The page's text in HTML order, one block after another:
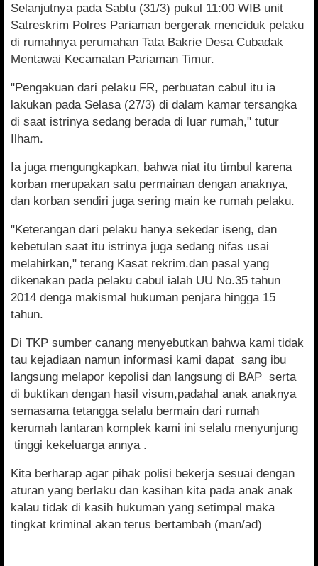
Selanjutnya pada Sabtu (31/3) pukul 11:00 WIB unit
Satreskrim Polres Pariaman bergerak menciduk pelaku
di rumahnya perumahan Tata Bakrie Desa Cubadak
Mentawai Kecamatan Pariaman Timur.
"Pengakuan dari pelaku FR, perbuatan cabul itu ia
lakukan pada Selasa (27/3) di dalam kamar tersangka
di saat istrinya sedang berada di luar rumah," tutur
Ilham.
Ia juga mengungkapkan, bahwa niat itu timbul karena
korban merupakan satu permainan dengan anaknya,
dan korban sendiri juga sering main ke rumah pelaku.
"Keterangan dari pelaku hanya sekedar iseng, dan
kebetulan saat itu istrinya juga sedang nifas usai
melahirkan," terang Kasat rekrim.dan pasal yang
dikenakan pada pelaku cabul ialah UU No.35 tahun
2014 denga makismal hukuman penjara hingga 15
tahun.
Di TKP sumber canang menyebutkan bahwa kami tidak
tau kejadiaan namun informasi kami dapat sang ibu
langsung melapor kepolisi dan langsung di BAP serta
di buktikan dengan hasil visum,padahal anak anaknya
semasama tetangga selalu bermain dari rumah
kerumah lantaran komplek kami ini selalu menyunjung
tinggi kekeluarga annya .
Kita berharap agar pihak polisi bekerja sesuai dengan
aturan yang berlaku dan kasihan kita pada anak anak
kalau tidak di kasih hukuman yang setimpal maka
tingkat kriminal akan terus bertambah (man/ad)